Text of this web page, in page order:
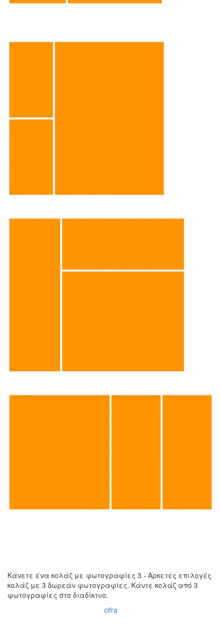
Κάνετε ένα κολάζ με φωτογραφίες 3 - Αρκετές επιλογές
κολάζ με 3 δωρεάν φωτογραφίες. Κάντε κολάζ από 3
φωτογραφίες στο διαδίκτυο.
cifra